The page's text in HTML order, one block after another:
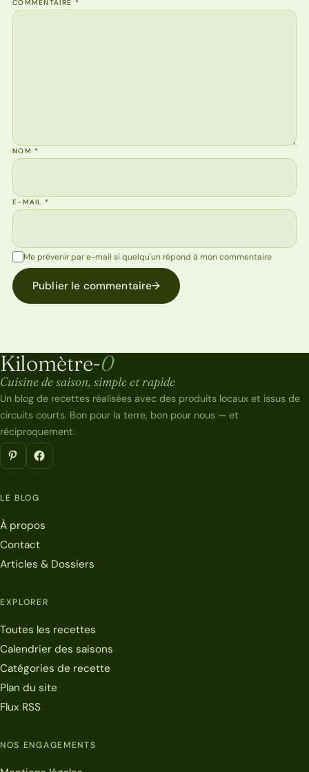
COMMENTAIRE *
NOM*
E-MAIL*
Me prévenir par e-mail si quelqu'un répond à mon commentaire
Publier le commentaire→
Kilomètre-0
Kilomètre-0
Cuisine de saison, simple et rapide
Un blog de recettes réalisées avec des produits locaux et issus de
circuits courts. Bon pour la terre, bon pour nous — et
réciproquement.
LE BLOG
À propos
Contact
Articles & Dossiers
EXPLORER
Toutes les recettes
Calendrier des saisons
Catégories de recette
Plan du site
Flux RSS
NOS ENGAGEMENTS